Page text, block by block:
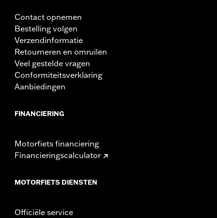
Contact opnemen
Bestelling volgen
Verzendinformatie
Retourneren en omruilen
Veel gestelde vragen
Conformiteitsverklaring
Aanbiedingen
FINANCIERING
Motorfiets financiering
Financieringscalculator
MOTORFIETS DIENSTEN
Officiële service